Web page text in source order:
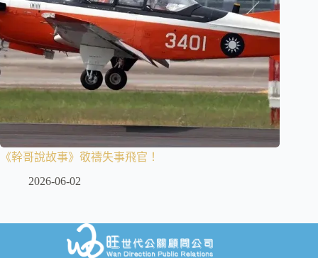
《幹哥說故事》敬禱失事飛官！
2026-06-02